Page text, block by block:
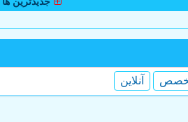
آنلاین